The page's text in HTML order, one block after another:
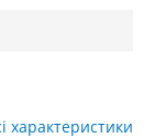
характеристики